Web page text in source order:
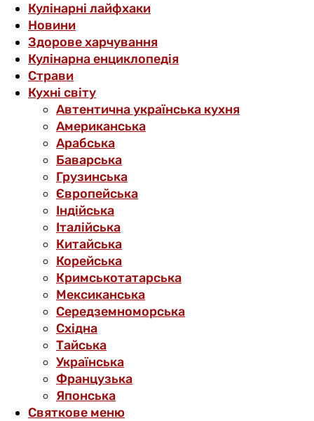
Кулінарні лайфхаки
Новини
Здорове харчування
Кулінарна енциклопедія
Страви
Кухні світу
Автентична українська кухня
Американська
Арабська
Баварська
Грузинська
Європейська
Індійська
Італійська
Китайська
Корейська
Кримськотатарська
Мексиканська
Середземноморська
Східна
Тайська
Українська
Французька
Японська
Святкове меню